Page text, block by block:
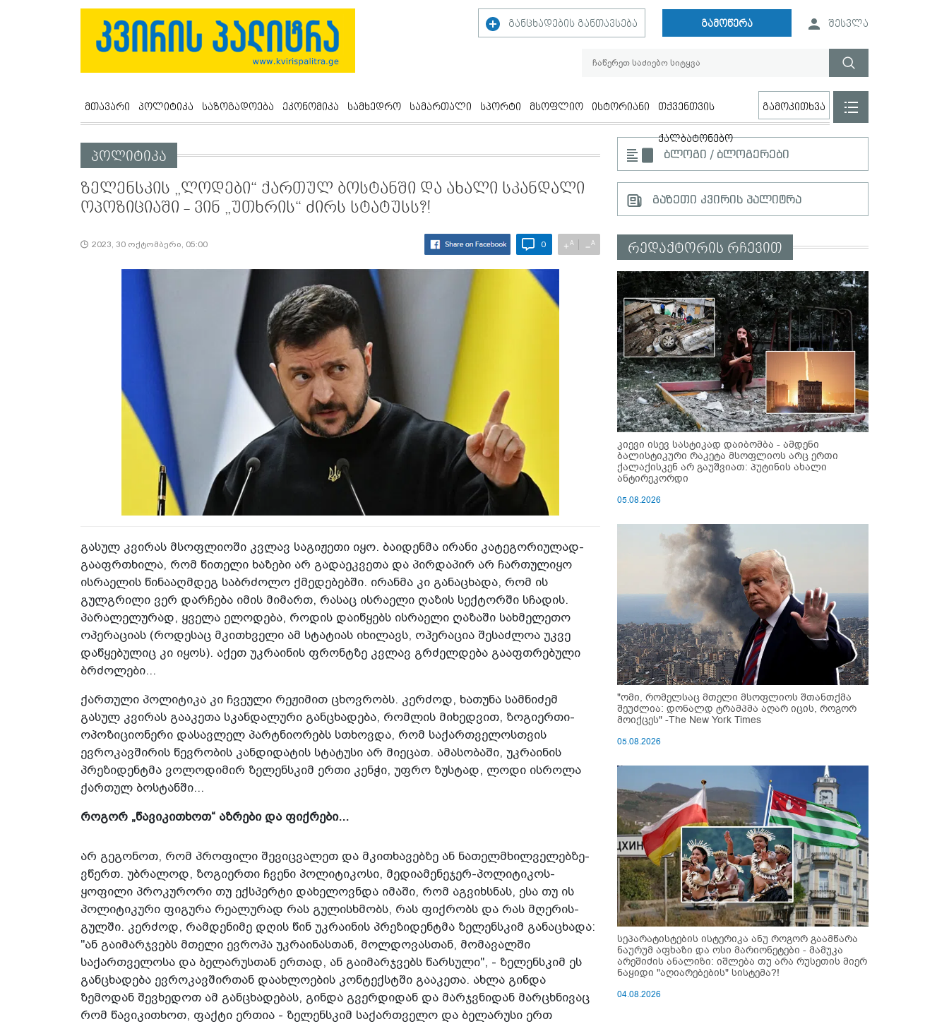
განცხადების განთავსება გამოწერა შესვლა
მთავარი პოლიტიკა საზოგადოება ეკონომიკა სამხედრო სამართალი სპორტი მსოფლიო ისტორიანი თქვენთვის
ქალბატონებო
გამოკითხვა
პოლიტიკა
ზელენსკის „ლოდები“ ქართულ ბოსტანში და ახალი სკანდალი
ოპოზიციაში - ვინ „უთხრის“ ძირს სტატუსს?!
2023, 30 ოქტომბერი, 05:00 0 +A −A
გასულ კვირას მსოფლიოში კვლავ საგიჟეთი იყო. ბაიდენმა ირანი კატეგო­რიულად­
გააფრთხილა, რომ წითელი­ ხაზები არ გადაეკვეთა და პირდაპირ არ ჩართულიყო
ისრაელის წინააღმდეგ საბრძოლო ქმედებებში. ირანმა კი განაცხადა,­ რომ ის
გულგრილი ვერ დარჩება­ იმის მიმართ, რასაც ისრაელი ღაზის სექტო­რში­ სჩადის.
პარალელურად, ყველა ელოდება, როდის დაიწყებს ისრაელი ღაზაში სახმელეთო
ოპერაციას (როდესაც მკით­ხვ­ელი ამ სტატიას იხილავს, ოპერაცია შესაძლოა უკვე
დაწყებულიც კი იყოს). აქეთ უკრაინის ფრონტზე კვლავ გრძელდება გააფთრებული
ბრძოლები...
ქართული პოლიტიკა კი ჩვეული რეჟიმით ცხოვრობს. კერძოდ, ხათუნა სამნიძემ
გასულ კვირას გააკეთა სკანდალური­ განც­ხადება, რომლის მიხედვით, ზოგიერთი­
ოპოზიციონერი დასავლელ პარტნიორებს სთხოვდა, რომ საქართველოსთვის
ევროკავშირის წევრობის კანდიდატის სტატუსი არ მიეცათ. ამასობაში, უკრაინის
პრეზიდენტმა ვოლოდიმირ ზელენსკიმ ერთი კენჭი, უფრო ზუსტად, ლოდი ისროლა
ქართულ ბოსტანში...
როგორ „წავიკითხოთ“ აზრები და ფიქრები...
არ გეგონოთ, რომ პროფილი შევიცვალეთ და მკითხავებზე ან ნათელმხილველებზე­
ვწერთ. უბრალოდ, ზოგიერთი ჩვენი პოლიტიკოსი, მედიამენეჯერ-პოლიტიკოს-
ყოფილი პროკურორი თუ ექსპერტი დახელოვ­ნდა იმაში, რომ აგვიხსნას, ესა თუ ის
პოლ­იტიკ­ური ფიგურა რეალურად რას გულ­ისხმობს, რას ფიქრობს და რას მღერის­
გულში. კერძოდ, რამდენიმე დღის წინ უკრაინის პრეზიდენტმა ზელენსკიმ განაცხადა:
"ან გაიმარჯვებს მთელი ევროპა უკრაინასთან, მოლდოვასთან, მომავალში
საქართველოსა და ბელარუსთან ერთად, ან გაიმარჯვებს წარსული", - ზელენსკიმ ეს
განცხადება ევროკავშირთან დაახლოების კონტექსტში გააკეთა. ახლა გინდა
ზემოდან შევხედოთ ამ განცხადებას, გინდა გვერდიდან და მარჯვნიდან მარცხნივაც
რომ წავიკითხოთ, ფაქტი ერთია - ზელენსკიმ საქართველო და ბელარუსი ერთ
ბლოგი / ბლოგერები
გაზეთი კვირის პალიტრა
რედაქტორის რჩევით
კიევი ისევ სასტიკად დაიბომბა - ამდენი
ბალისტიკური რაკეტა მსოფლიოს არც ერთი
ქალაქისკენ არ გაუშვიათ: პუტინის ახალი
ანტირეკორდი
05.08.2026
"ომი, რომელსაც მთელი მსოფლიოს შთანთქმა
შეუძლია: დონალდ ტრამპმა აღარ იცის, როგორ
მოიქცეს" -The New York Times
05.08.2026
სეპარატისტების ისტერიკა ანუ როგორ გაამწარა
ნაურუმ აფხაზი და ოსი მარიონეტები - მამუკა
არეშიძის ანალიზი: იშლება თუ არა რუსეთის მიერ
ნაყიდი "აღიარებების" სისტემა?!
04.08.2026